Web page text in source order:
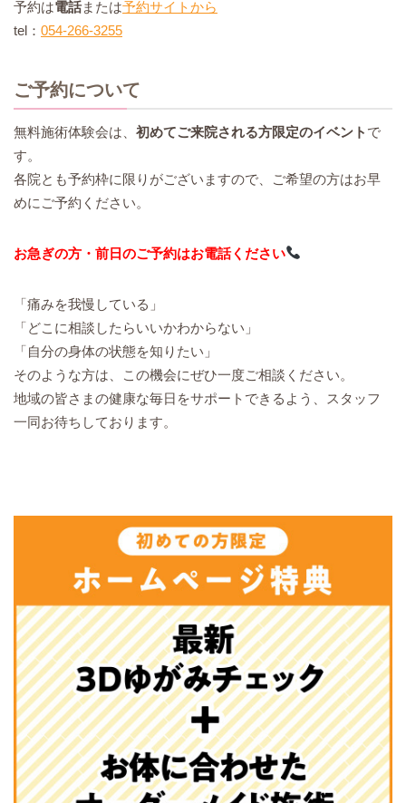
予約は電話または予約サイトから
tel： 054-266-3255
ご予約について
無料施術体験会は、 初めてご来院される方限定のイベント で
す。
各院とも予約枠に限りがございますので、ご希望の方はお早
めにご予約ください。
お急ぎの方・前日のご予約はお電話ください
「痛みを我慢している」
「どこに相談したらいいかわからない」
「自分の身体の状態を知りたい」
そのような方は、この機会にぜひ一度ご相談ください。
地域の皆さまの健康な毎日をサポートできるよう、スタッフ
一同お待ちしております。